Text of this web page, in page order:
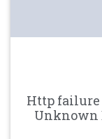
Http failure
Unknown